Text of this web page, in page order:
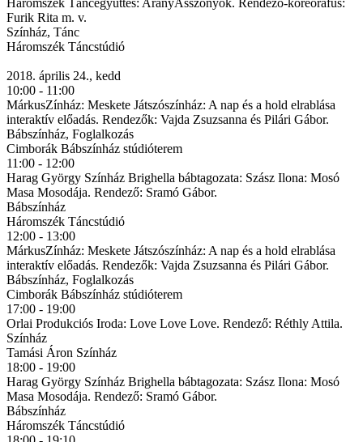
Furik Rita m. v.
Színház, Tánc
Háromszék Táncstúdió
2018. április 24., kedd
10:00 - 11:00
MárkusZínház: Meskete Játszószínház: A nap és a hold elrablása
interaktív előadás. Rendezők: Vajda Zsuzsanna és Pilári Gábor.
Bábszínház, Foglalkozás
Cimborák Bábszínház stúdióterem
11:00 - 12:00
Harag György Színház Brighella bábtagozata: Szász Ilona: Mosó
Masa Mosodája. Rendező: Sramó Gábor.
Bábszínház
Háromszék Táncstúdió
12:00 - 13:00
MárkusZínház: Meskete Játszószínház: A nap és a hold elrablása
interaktív előadás. Rendezők: Vajda Zsuzsanna és Pilári Gábor.
Bábszínház, Foglalkozás
Cimborák Bábszínház stúdióterem
17:00 - 19:00
Orlai Produkciós Iroda: Love Love Love. Rendező: Réthly Attila.
Színház
Tamási Áron Színház
18:00 - 19:00
Harag György Színház Brighella bábtagozata: Szász Ilona: Mosó
Masa Mosodája. Rendező: Sramó Gábor.
Bábszínház
Háromszék Táncstúdió